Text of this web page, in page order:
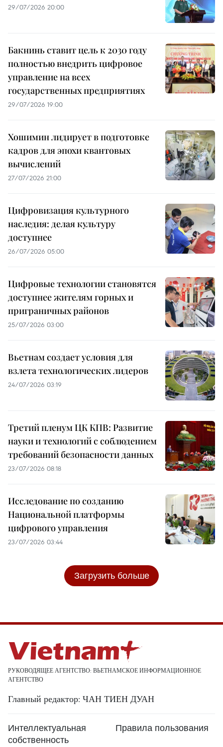
29/07/2026 20:00
Бакнинь ставит цель к 2030 году
полностью внедрить цифровое
управление на всех
государственных предприятиях
29/07/2026 19:00
Хошимин лидирует в подготовке
кадров для эпохи квантовых
вычислений
27/07/2026 21:00
Цифровизация культурного
наследия: делая культуру
доступнее
26/07/2026 05:00
Цифровые технологии становятся
доступнее жителям горных и
приграничных районов
25/07/2026 03:00
Вьетнам создает условия для
взлета технологических лидеров
24/07/2026 03:19
Третий пленум ЦК КПВ: Развитие
науки и технологий с соблюдением
требований безопасности данных
23/07/2026 08:18
Исследование по созданию
Национальной платформы
цифрового управления
23/07/2026 03:44
Загрузить больше
РУКОВОДЯЩЕЕ АГЕНТСТВО: ВЬЕТНАМСКОЕ ИНФОРМАЦИОННОЕ
АГЕНТСТВО
Главный редактор: ЧАН ТИЕН ДУАН
Интеллектуальная
собственность
Правила пользования